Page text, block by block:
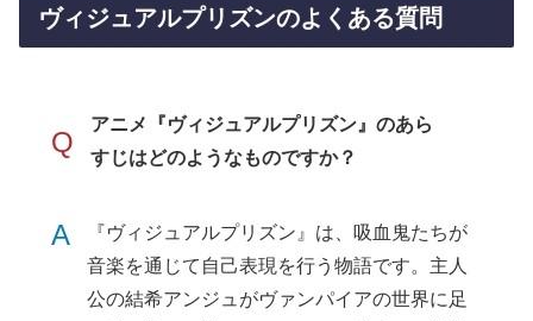
ヴィジュアルプリズンのよくある質問
Q
アニメ『ヴィジュアルプリズン』のあら
すじはどのようなものですか？
A
『ヴィジュアルプリズン』は、吸血鬼たちが
音楽を通じて自己表現を行う物語です。主人
公の結希アンジュがヴァンパイアの世界に足